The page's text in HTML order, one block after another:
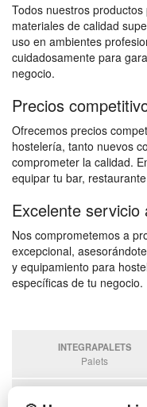
Todos nuestros
materiales de calidad
uso en ambientes
cuidadosamente para
negocio.
Precios
Ofrecemos precios
hostelería, tanto nuevos
comprometer la calidad.
equipar tu bar,
Excelente servicio
Nos comprometemos a
excepcional,
y equipamiento para
específicas de tu negocio.
INTEGRAPALETS
Palets